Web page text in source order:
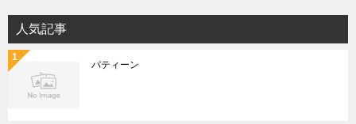
人気記事
パティーン